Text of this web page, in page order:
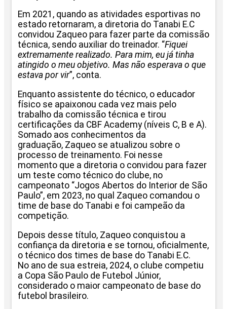
Em 2021, quando as atividades esportivas no
estado retornaram, a diretoria do Tanabi E.C
convidou Zaqueo para fazer parte da comissão
técnica, sendo auxiliar do treinador. “Fiquei
extremamente realizado. Para mim, eu já tinha
atingido o meu objetivo. Mas não esperava o que
estava por vir”, conta.
Enquanto assistente do técnico, o educador
físico se apaixonou cada vez mais pelo
trabalho da comissão técnica e tirou
certificações da CBF Academy (níveis C, B e A).
Somado aos conhecimentos da
graduação, Zaqueo se atualizou sobre o
processo de treinamento. Foi nesse
momento que a diretoria o convidou para fazer
um teste como técnico do clube, no
campeonato “Jogos Abertos do Interior de São
Paulo”, em 2023, no qual Zaqueo comandou o
time de base do Tanabi e foi campeão da
competição.
Depois desse título, Zaqueo conquistou a
confiança da diretoria e se tornou, oficialmente,
o técnico dos times de base do Tanabi E.C.
No ano de sua estreia, 2024, o clube competiu
a Copa São Paulo de Futebol Júnior,
considerado o maior campeonato de base do
futebol brasileiro.